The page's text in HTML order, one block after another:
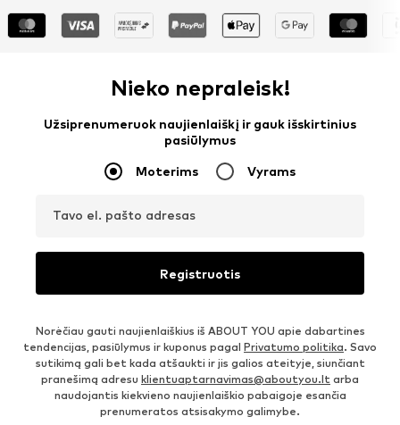
Nieko nepraleisk!
Užsiprenumeruok naujienlaiškį ir gauk išskirtinius
pasiūlymus
Moterims Vyrams
Tavo el. pašto adresas
Registruotis
Norėčiau gauti naujienlaiškius iš ABOUT YOU apie dabartines
tendencijas, pasiūlymus ir kuponus pagal Privatumo politika. Savo
sutikimą gali bet kada atšaukti ir jis galios ateityje, siunčiant
pranešimą adresu klientuaptarnavimas@aboutyou.lt arba
naudojantis kiekvieno naujienlaiškio pabaigoje esančia
prenumeratos atsisakymo galimybe.